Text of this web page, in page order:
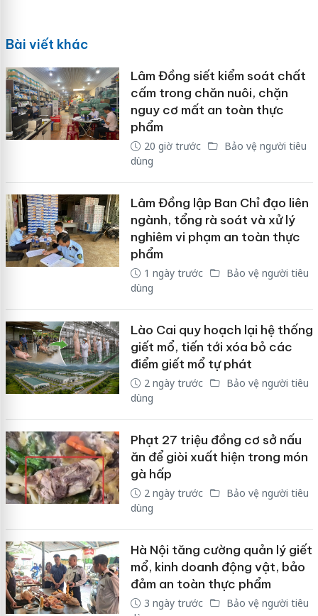
Bài viết khác
Lâm Đồng siết kiểm soát chất
cấm trong chăn nuôi, chặn
nguy cơ mất an toàn thực
phẩm
20 giờ trước
Bảo vệ người tiêu
dùng
Lâm Đồng lập Ban Chỉ đạo liên
ngành, tổng rà soát và xử lý
nghiêm vi phạm an toàn thực
phẩm
1 ngày trước
Bảo vệ người tiêu
dùng
Lào Cai quy hoạch lại hệ thống
giết mổ, tiến tới xóa bỏ các
điểm giết mổ tự phát
2 ngày trước
Bảo vệ người tiêu
dùng
Phạt 27 triệu đồng cơ sở nấu
ăn để giòi xuất hiện trong món
gà hấp
2 ngày trước
Bảo vệ người tiêu
dùng
Hà Nội tăng cường quản lý giết
mổ, kinh doanh động vật, bảo
đảm an toàn thực phẩm
3 ngày trước
Bảo vệ người tiêu